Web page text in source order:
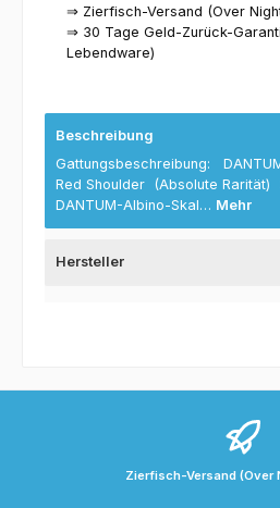
⇒ Zierfisch-Versand (Over
⇒ 30 Tage Geld-Zurück-
Lebendware)
Beschreibung
Gattungsbeschreibung:
Red Shoulder (Absolute Rarität)
DANTUM-Albino-Skal… Mehr
Hersteller
Zierfisch-Versand (Over